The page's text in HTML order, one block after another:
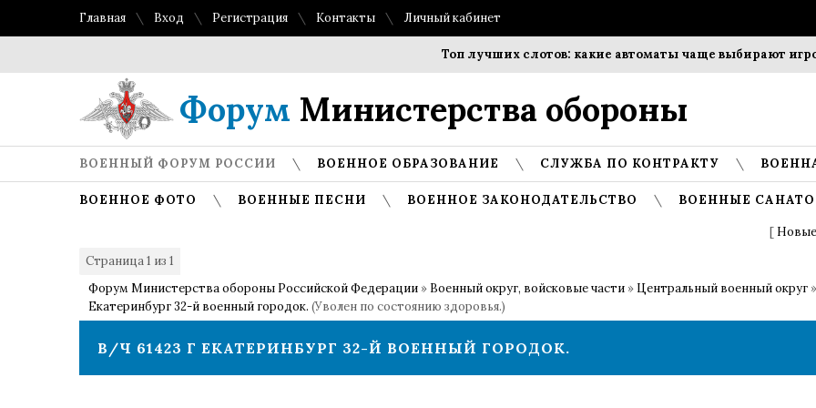
Главная Вход Регистрация Контакты Личный кабинет
Топ лучших слотов: какие автоматы чаще выбирают игроки?
Форум Министерства обороны
ВОЕННЫЙ ФОРУМ РОССИИ ВОЕННОЕ ОБРАЗОВАНИЕ СЛУЖБА ПО КОНТРАКТУ
ВОЕННОЕ ФОТО ВОЕННЫЕ ПЕСНИ ВОЕННОЕ ЗАКОНОДАТЕЛЬСТВО ВОЕННЫЕ
[
Страница1 из 1
Форум Министерства обороны Российской Федерации » Военный округ, войсковые части » Центральный военный округ »
Екатеринбург 32-й военный городок. (Уволен по состоянию здоровья.)
В/Ч 61423 Г ЕКАТЕРИНБУРГ 32-Й ВОЕННЫЙ ГОРОДОК.